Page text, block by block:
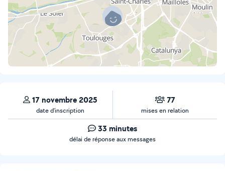
17 novembre 2025
date d’inscription
77
mises en relation
33 minutes
délai de réponse aux messages